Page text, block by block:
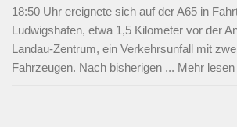
18:50 Uhr ereignete sich auf der A65 in
Ludwigshafen, etwa 1,5 Kilometer vor der
Landau-Zentrum, ein Verkehrsunfall mit
Fahrzeugen. Nach bisherigen ... Mehr lesen